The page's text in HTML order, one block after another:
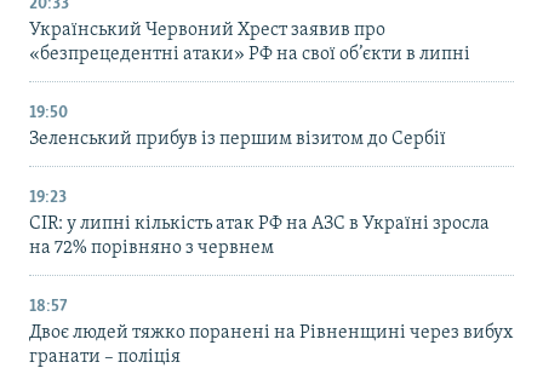
20:33
Український Червоний Хрест заявив про
«безпрецедентні атаки» РФ на свої об’єкти в липні
19:50
Зеленський прибув із першим візитом до Сербії
19:23
CIR: у липні кількість атак РФ на АЗС в Україні зросла
на 72% порівняно з червнем
18:57
Двоє людей тяжко поранені на Рівненщині через вибух
гранати – поліція